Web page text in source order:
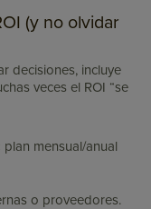
(y no olvidar
decisiones, incluye
veces el ROI “se
plan mensual/anual
o proveedores.